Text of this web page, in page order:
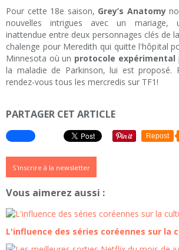
Pour cette 18e saison, Grey’s Anatomy
nouvelles intrigues avec un mariage,
inattendue entre deux personnages clés de
chalenge pour Meredith qui quitte l'hôpital
Minnesota où un protocole expérimental
la maladie de Parkinson, lui est proposé.
rendez-vous tous les mercredis sur TF1!
PARTAGER CET ARTICLE
Repost
S'inscrire à la newsletter
Vous aimerez aussi :
L'influence des séries coréennes sur la